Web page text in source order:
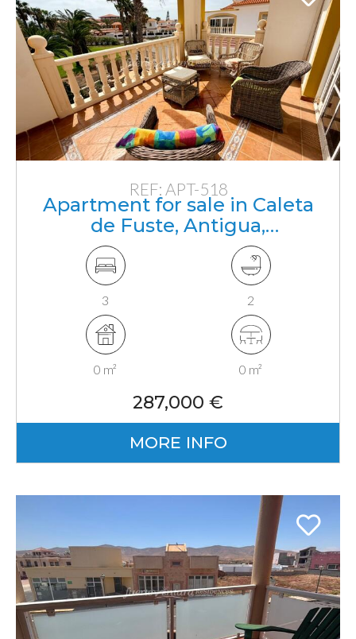
REF: APT-518
Apartment for sale in Caleta
de Fuste, Antigua,
Fuerteventura, Canarias
3 2
0 m² 0 m²
287,000 €
MORE INFO